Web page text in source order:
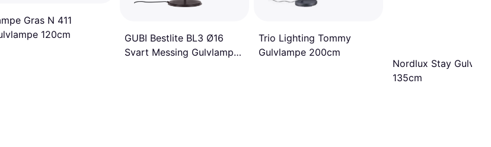
Gras N 411
120cm
GUBI Bestlite BL3 Ø16
Svart Messing Gulvlampe
Trio Lighting Tommy
Gulvlampe 200cm
Nordlux Stay
135cm